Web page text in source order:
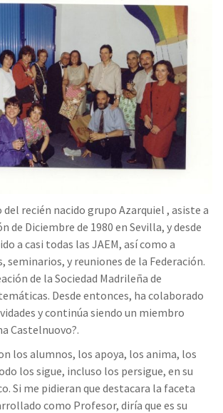
recién nacido grupo Azarquiel , asiste a
de Diciembre de 1980 en Sevilla, y desde
a casi todas las JAEM, así como a
seminarios, y reuniones de la Federación.
de la Sociedad Madrileña de
Desde entonces, ha colaborado
y continúa siendo un miembro
Castelnuovo?.
los alumnos, los apoya, los anima, los
los sigue, incluso los persigue, en su
Si me pidieran que destacara la faceta
como Profesor, diría que es su